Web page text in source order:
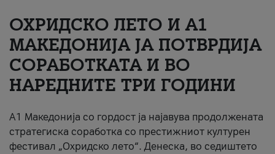
#ПодобарОнлајн
ОХРИДСКО ЛЕТО И A1
МАКЕДОНИЈА ЈА ПОТВРДИЈА
СОРАБОТКАТА И ВО
НАРЕДНИТЕ ТРИ ГОДИНИ
A1 Македонија со гордост ја најавува продолжената
стратегиска соработка со престижниот културен
фестивал „Охридско лето“. Денеска, во седиштето